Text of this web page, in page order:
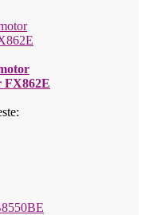
FX862E